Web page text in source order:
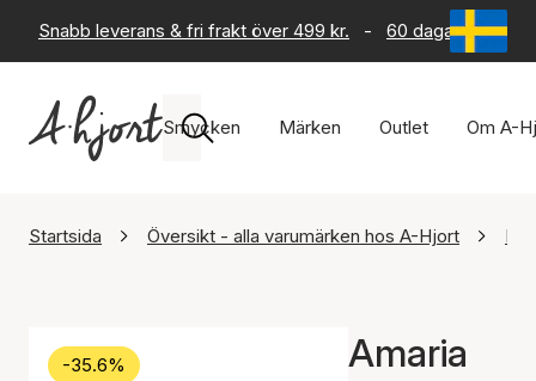
Snabb leverans & fri frakt över 499 kr. - 60 dagars
Smycken Märken Outlet Om A-
Startsida Översikt - alla varumärken hos A-Hjort
-35.6%
Amaria